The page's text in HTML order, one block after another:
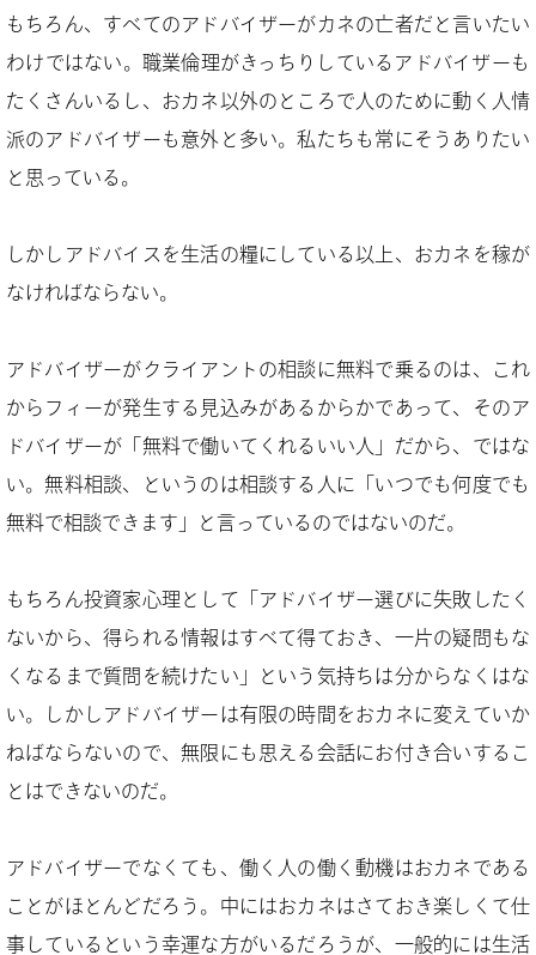
もちろん、すべてのアドバイザーがカネの亡者だと言いたい
わけではない。職業倫理がきっちりしているアドバイザーも
たくさんいるし、おカネ以外のところで人のために動く人情
派のアドバイザーも意外と多い。私たちも常にそうありたい
と思っている。
しかしアドバイスを生活の糧にしている以上、おカネを稼が
なければならない。
アドバイザーがクライアントの相談に無料で乗るのは、これ
からフィーが発生する見込みがあるからかであって、そのア
ドバイザーが「無料で働いてくれるいい人」だから、ではな
い。無料相談、というのは相談する人に「いつでも何度でも
無料で相談できます」と言っているのではないのだ。
もちろん投資家心理として「アドバイザー選びに失敗したく
ないから、得られる情報はすべて得ておき、一片の疑問もな
くなるまで質問を続けたい」という気持ちは分からなくはな
い。しかしアドバイザーは有限の時間をおカネに変えていか
ねばならないので、無限にも思える会話にお付き合いするこ
とはできないのだ。
アドバイザーでなくても、働く人の働く動機はおカネである
ことがほとんどだろう。中にはおカネはさておき楽しくて仕
事しているという幸運な方がいるだろうが、一般的には生活